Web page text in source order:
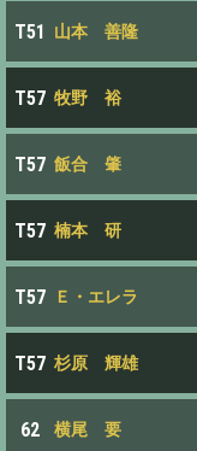
T51 山本 善隆
T57 牧野 裕
T57 飯合 肇
T57 楠本 研
T57 Ｅ・エレラ
T57 杉原 輝雄
62 横尾 要